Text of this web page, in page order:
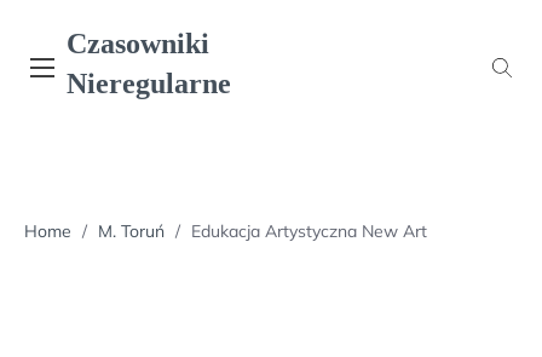
content
Czasowniki
Nieregularne
Home / M. Toruń / Edukacja Artystyczna New Art